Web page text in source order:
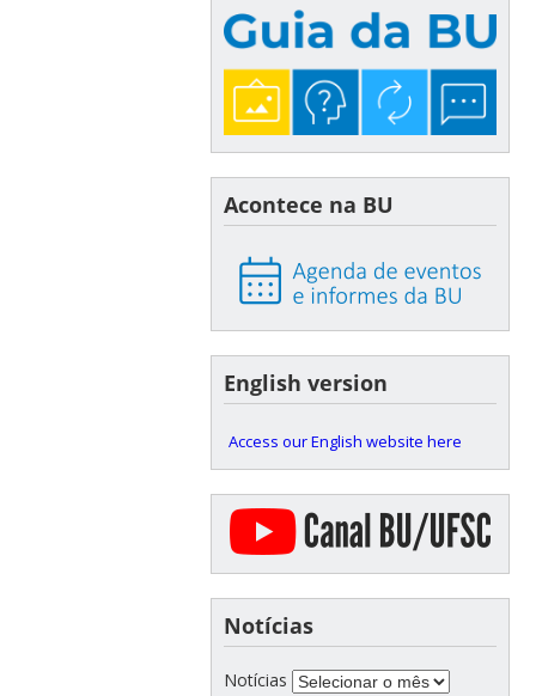
Acontece na BU
English version
Access our English website here
Notícias
Notícias